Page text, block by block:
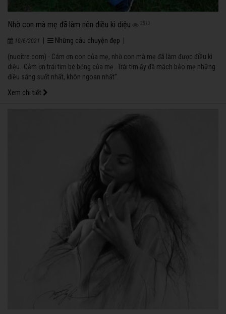
Nhờ con mà mẹ đã làm nên điều kì diệu 2513
10/6/2021 Những câu chuyện đẹp
(nuoitre.com) - Cám ơn con của mẹ, nhờ con mà mẹ đã làm được điều kì
diệu…Cảm ơn trái tim bé bỏng của mẹ…Trái tim ấy đã mách bảo mẹ những
điều sáng suốt nhất, khôn ngoan nhất”.
Xem chi tiết